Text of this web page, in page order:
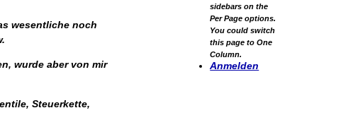
wesentliche noch
wurde aber von mir
Steuerkette,
sidebars on the
Per Page options.
You could switch
this page to One
Column.
Anmelden